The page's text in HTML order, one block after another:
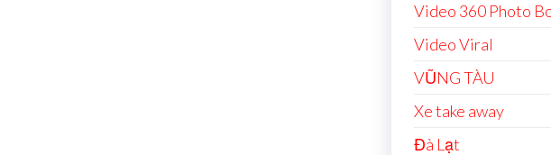
Video 360 Photo
Video Viral
VŨNG TÀU
Xe take away
Đà Lạt